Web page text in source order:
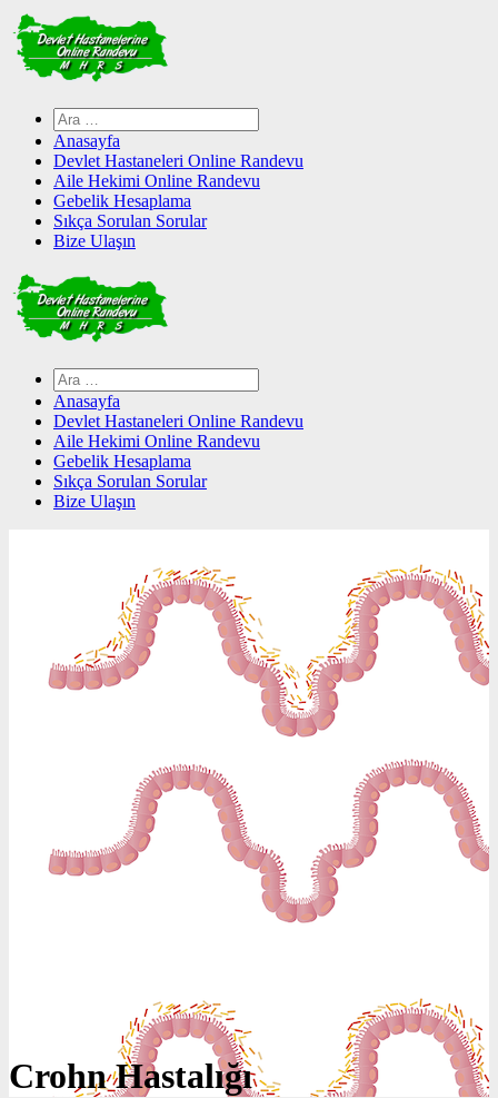
Skip
to
content
Arama:
Anasayfa
Devlet Hastaneleri Online Randevu
Aile Hekimi Online Randevu
Gebelik Hesaplama
Sıkça Sorulan Sorular
Bize Ulaşın
Arama:
Anasayfa
Devlet Hastaneleri Online Randevu
Aile Hekimi Online Randevu
Gebelik Hesaplama
Sıkça Sorulan Sorular
Bize Ulaşın
Crohn Hastalığı